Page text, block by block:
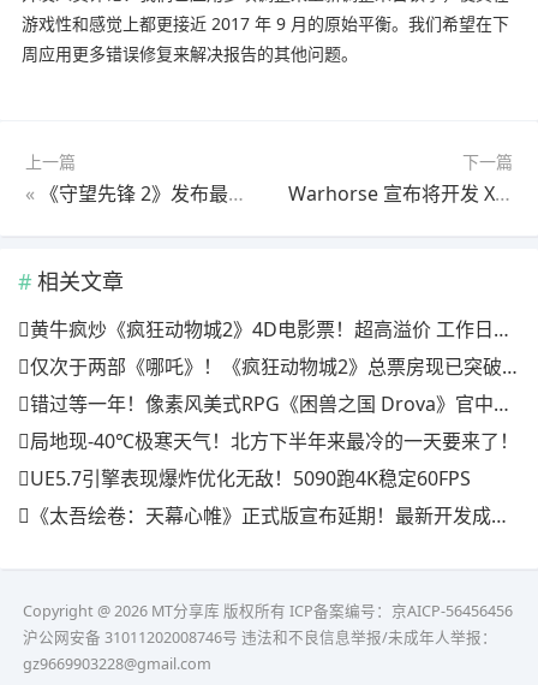
游戏性和感觉上都更接近 2017 年 9 月的原始平衡。我们希望在下
周应用更多错误修复来解决报告的其他问题。
上一篇
« 《守望先锋 2》发布最新补丁更新
下一篇
Warhorse 宣布将开发 Xbox Series S 版《天国：拯救 2》
相关文章
黄牛疯炒《疯狂动物城2》4D电影票！超高溢价 工作日也满场
仅次于两部《哪吒》！《疯狂动物城2》总票房现已突破20亿
错过等一年！像素风美式RPG《困兽之国 Drova》官中上线特惠倒计时三天
局地现-40℃极寒天气！北方下半年来最冷的一天要来了！
UE5.7引擎表现爆炸优化无敌！5090跑4K稳定60FPS
《太吾绘卷：天幕心帷》正式版宣布延期！最新开发成果公开
Copyright @ 2026 MT分享库 版权所有 ICP备案编号：京AICP-56456456
沪公网安备 31011202008746号 违法和不良信息举报/未成年人举报：
gz9669903228@gmail.com